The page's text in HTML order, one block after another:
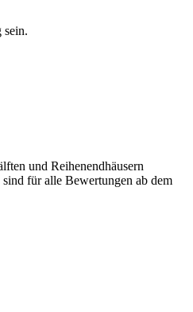
sein.
und Reihenendhäusern
für alle Bewertungen ab dem